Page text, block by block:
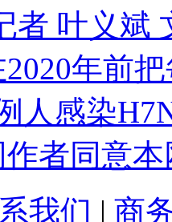
者 叶义斌
年前
人感染
者同意
我们 | 商